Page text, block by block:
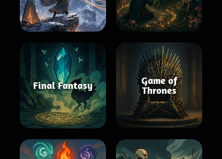
Final Fantasy
Game of
Thrones